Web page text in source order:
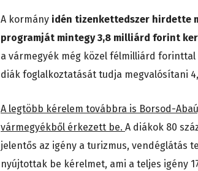
A kormány idén tizenkettedszer hirdette
programját mintegy 3,8 milliárd forint
a vármegyék még közel félmilliárd forinttal
diák foglalkoztatását tudja megvalósítani
A legtöbb kérelem továbbra is Borsod-
vármegyékből érkezett be. A diákok 80
jelentős az igény a turizmus, vendéglátás
nyújtottak be kérelmet, ami a teljes igény